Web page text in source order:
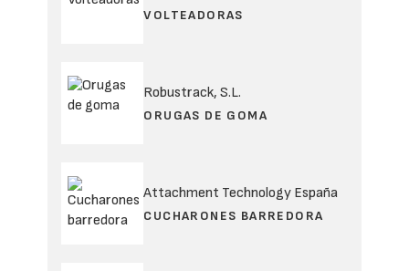
VOLTEADORAS
Robustrack, S.L.
ORUGAS DE GOMA
Attachment Technology España
CUCHARONES BARREDORA